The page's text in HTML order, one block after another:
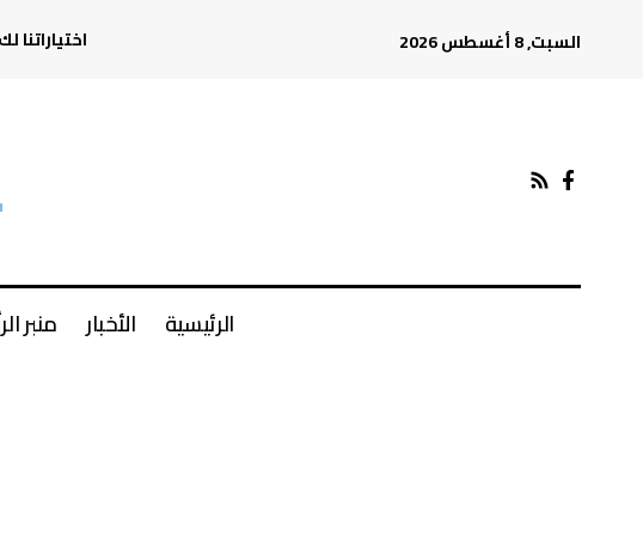
السبت, 8 أغسطس 2026 اختياراتنا لك
الرئيسية الأخبار منبر